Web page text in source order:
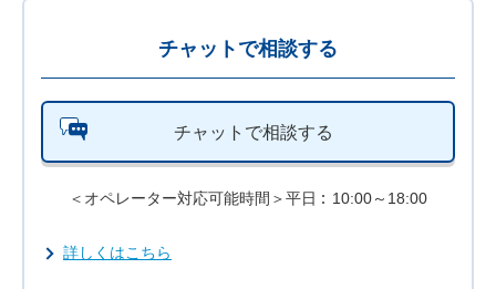
チャットで相談する
チャットで相談する
＜オペレーター対応可能時間＞平日 10:00～18:00
詳しくはこちら